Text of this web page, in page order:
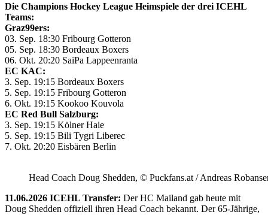
Die Champions Hockey League Heimspiele der drei ICEHL
Teams:
Graz99ers:
03. Sep. 18:30 Fribourg Gotteron
05. Sep. 18:30 Bordeaux Boxers
06. Okt. 20:20 SaiPa Lappeenranta
EC KAC:
3. Sep. 19:15 Bordeaux Boxers
5. Sep. 19:15 Fribourg Gotteron
6. Okt. 19:15 Kookoo Kouvola
EC Red Bull Salzburg:
3. Sep. 19:15 Kölner Haie
5. Sep. 19:15 Bili Tygri Liberec
7. Okt. 20:20 Eisbären Berlin
Head Coach Doug Shedden, © Puckfans.at / Andreas
11.06.2026 ICEHL Transfer: Der HC Mailand gab heute mit
Doug Shedden offiziell ihren Head Coach bekannt. Der 65-Jährige,